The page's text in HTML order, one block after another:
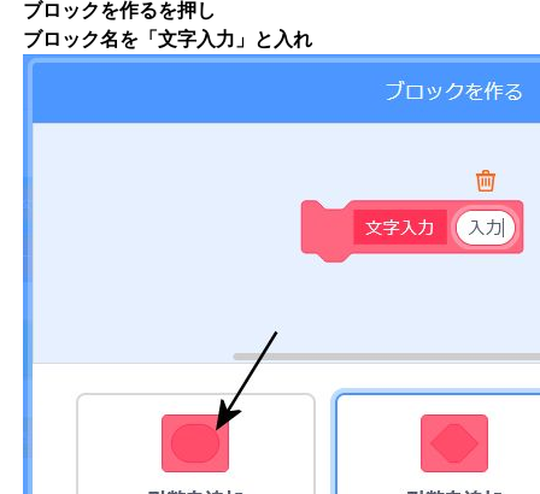
ブロックを作るを押し
ブロック名を「文字入力」と入れ